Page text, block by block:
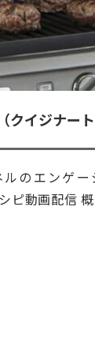
イジナート
ルのエンゲ
ピ動画配信